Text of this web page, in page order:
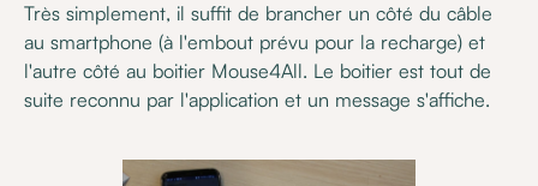
Très simplement, il suffit de brancher un côté du câble
au smartphone (à l'embout prévu pour la recharge) et
l'autre côté au boitier Mouse4All. Le boitier est tout de
suite reconnu par l'application et un message s'affiche.